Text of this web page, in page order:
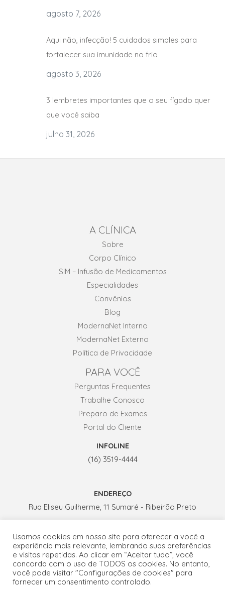
agosto 7, 2026
Aqui não, infecção! 5 cuidados simples para
fortalecer sua imunidade no frio
agosto 3, 2026
3 lembretes importantes que o seu fígado quer
que você saiba
julho 31, 2026
A CLÍNICA
Sobre
Corpo Clínico
SIM – Infusão de Medicamentos
Especialidades
Convênios
Blog
ModernaNet Interno
ModernaNet Externo
Política de Privacidade
PARA VOCÊ
Perguntas Frequentes
Trabalhe Conosco
Preparo de Exames
Portal do Cliente
INFOLINE
(16) 3519-4444
ENDEREÇO
Rua Eliseu Guilherme, 11 Sumaré - Ribeirão Preto
HORÁRIO DE ATENDIMENTO
Seg. a Sex.: 07h - 19h
Sábados: 07h - 13h
Usamos cookies em nosso site para oferecer a você a
experiência mais relevante, lembrando suas preferências
e visitas repetidas. Ao clicar em “Aceitar tudo”, você
concorda com o uso de TODOS os cookies. No entanto,
você pode visitar "Configurações de cookies" para
fornecer um consentimento controlado.